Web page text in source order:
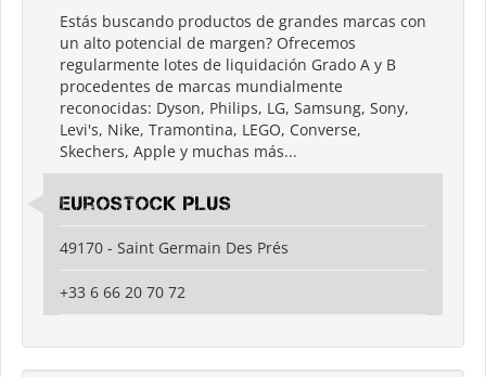
Estás buscando productos de grandes marcas con
un alto potencial de margen? Ofrecemos
regularmente lotes de liquidación Grado A y B
procedentes de marcas mundialmente
reconocidas: Dyson, Philips, LG, Samsung, Sony,
Levi's, Nike, Tramontina, LEGO, Converse,
Skechers, Apple y muchas más...
Eurostock Plus
49170 - Saint Germain Des Prés
+33 6 66 20 70 72